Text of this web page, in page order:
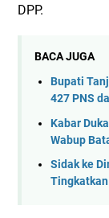
DPP.
BACA JUGA
Bupati
427 PNS
Kabar
Wabup
Sidak ke